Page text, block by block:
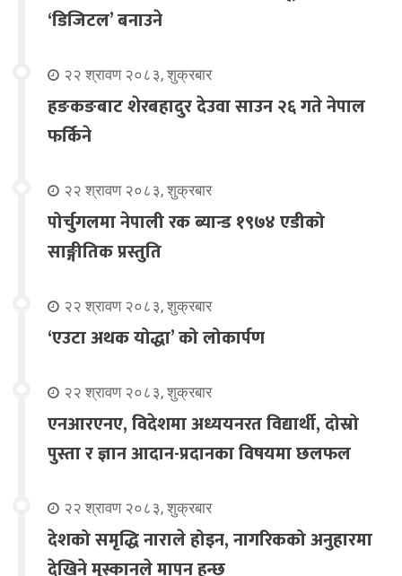
‘डिजिटल’ बनाउने
२२ श्रावण २०८३, शुक्रबार
हङकङबाट शेरबहादुर देउवा साउन २६ गते नेपाल
फर्किने
२२ श्रावण २०८३, शुक्रबार
पोर्चुगलमा नेपाली रक ब्यान्ड १९७४ एडीको
साङ्गीतिक प्रस्तुति
२२ श्रावण २०८३, शुक्रबार
‘एउटा अथक योद्धा’ को लोकार्पण
२२ श्रावण २०८३, शुक्रबार
एनआरएनए, विदेशमा अध्ययनरत विद्यार्थी, दोस्रो
पुस्ता र ज्ञान आदान-प्रदानका विषयमा छलफल
२२ श्रावण २०८३, शुक्रबार
देशको समृद्धि नाराले होइन, नागरिकको अनुहारमा